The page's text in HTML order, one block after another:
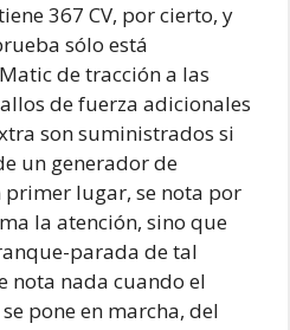
367 CV, por cierto, y
sólo está
de tracción a las
de fuerza adicionales
son suministrados si
un generador de
lugar, se nota por
la atención, sino que
parada de tal
nota nada cuando el
pone en marcha, del